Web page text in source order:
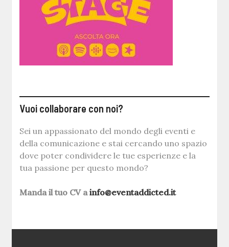
Vuoi collaborare con noi?
Sei un appassionato del mondo degli eventi e
della comunicazione e stai cercando uno spazio
dove poter condividere le tue esperienze e la
tua passione per questo mondo?
Manda il tuo CV ainfo@eventaddicted.it